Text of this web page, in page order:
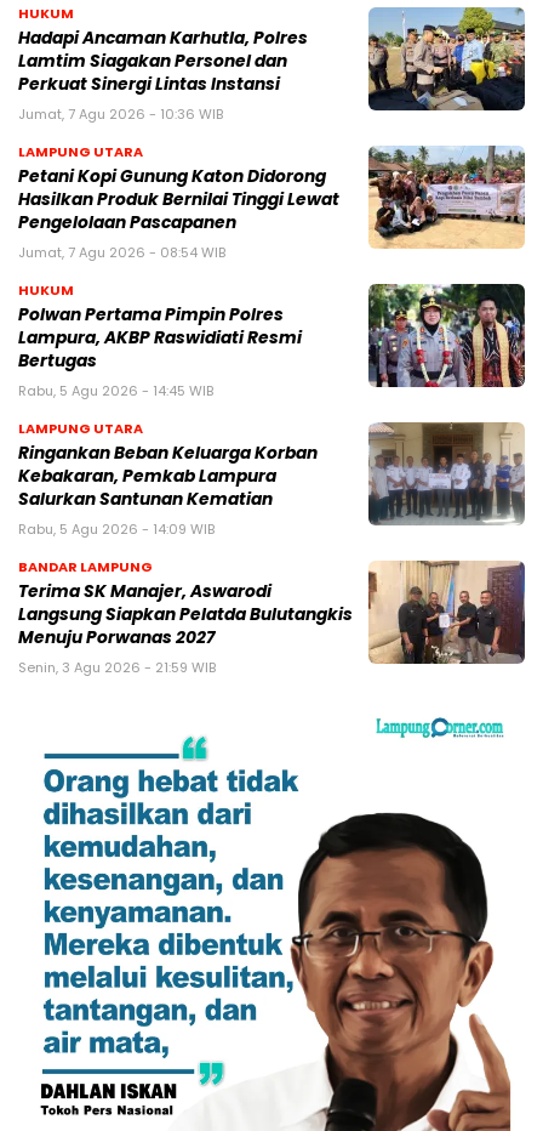
HUKUM
Hadapi Ancaman Karhutla, Polres
Lamtim Siagakan Personel dan
Perkuat Sinergi Lintas Instansi
Jumat, 7 Agu 2026 - 10:36 WIB
LAMPUNG UTARA
Petani Kopi Gunung Katon Didorong
Hasilkan Produk Bernilai Tinggi Lewat
Pengelolaan Pascapanen
Jumat, 7 Agu 2026 - 08:54 WIB
HUKUM
Polwan Pertama Pimpin Polres
Lampura, AKBP Raswidiati Resmi
Bertugas
Rabu, 5 Agu 2026 - 14:45 WIB
LAMPUNG UTARA
Ringankan Beban Keluarga Korban
Kebakaran, Pemkab Lampura
Salurkan Santunan Kematian
Rabu, 5 Agu 2026 - 14:09 WIB
BANDAR LAMPUNG
Terima SK Manajer, Aswarodi
Langsung Siapkan Pelatda Bulutangkis
Menuju Porwanas 2027
Senin, 3 Agu 2026 - 21:59 WIB